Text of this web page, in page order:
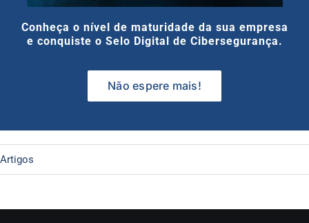
Conheça o nível de maturidade da sua empresa
e conquiste o Selo Digital de Cibersegurança.
Não espere mais!
Artigos